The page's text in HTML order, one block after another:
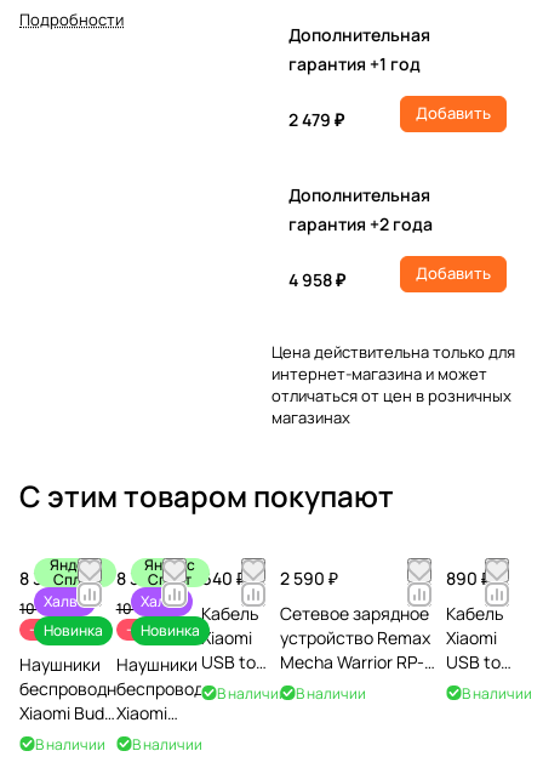
Подробности
Дополнительная
гарантия +1 год
2 479 ₽ Добавить
Дополнительная
гарантия +2 года
4 958 ₽ Добавить
Цена действительна только для
интернет-магазина и может
отличаться от цен в розничных
магазинах
С этим товаром покупают
Яндекс
Сплит
Халва
Новинка
8 390 ₽
10 190 ₽
-18%
Наушники
беспроводные
Xiaomi Buds
6,В наличии
Яндекс
Сплит
Халва
Новинка
8 390 ₽
10 190 ₽
-18%
Наушники
беспроводные
Xiaomi
Buds 6,
В наличии
640 ₽
Кабель
Xiaomi
USB to
Type-C,
В наличии
2 590 ₽
Сетевое зарядное
устройство Remax
Mecha Warrior RP-
U106, 2 Type-C +
В наличии
890 ₽
Кабель
Xiaomi
USB to
Type-C
В наличии